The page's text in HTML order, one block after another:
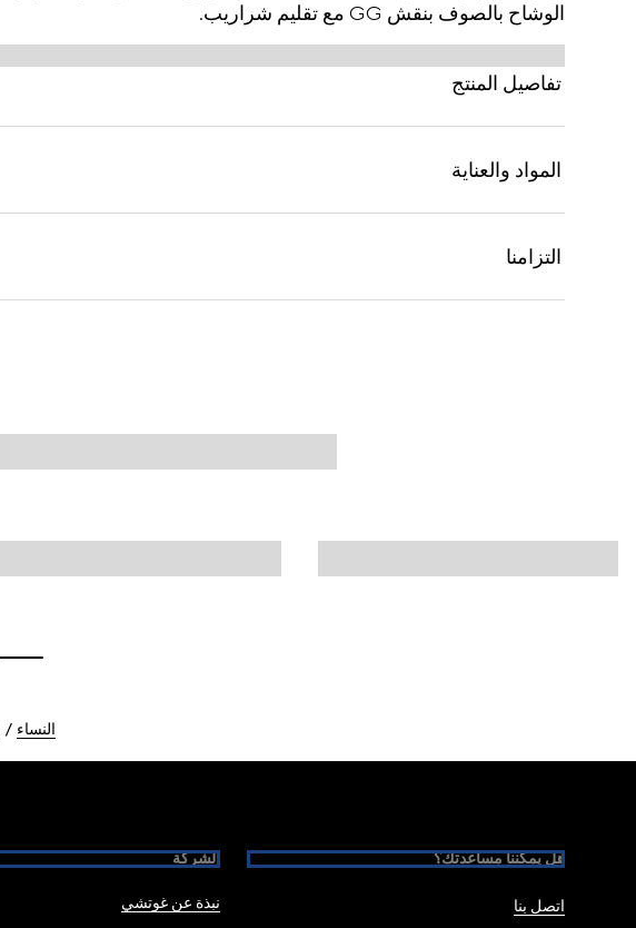
الوشاح بالصوف بنقش GG مع تقليم شراريب.
تفاصيل المنتج
المواد والعناية
التزامنا
النساء
هل يمكننا مساعدتك؟
اتصل بنا
الشركة
نبذة عن غوتشي